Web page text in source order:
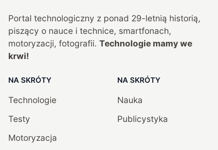
Portal technologiczny z ponad 29-letnią historią,
piszący o nauce i technice, smartfonach,
motoryzacji, fotografii. Technologie mamy we
krwi!
NA SKRÓTY
Technologie
Testy
Motoryzacja
NA SKRÓTY
Nauka
Publicystyka